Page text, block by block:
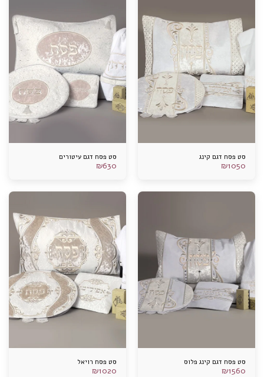
סט פסח דגם קינג
₪1050
סט פסח דגם עיטורים
₪630
סט פסח דגם קינג פלוס
₪1560
סט פסח רויאל
₪1020